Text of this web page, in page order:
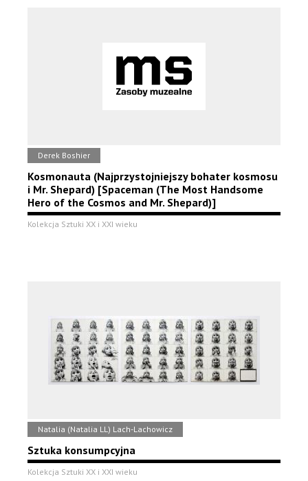
Derek Boshier
Kosmonauta (Najprzystojniejszy bohater kosmosu
i Mr. Shepard) [Spaceman (The Most Handsome
Hero of the Cosmos and Mr. Shepard)]
Kolekcja Sztuki XX i XXI wieku
Natalia (Natalia LL) Lach-Lachowicz
Sztuka konsumpcyjna
Kolekcja Sztuki XX i XXI wieku